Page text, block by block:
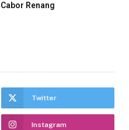
Renang
Twitter
Instagram